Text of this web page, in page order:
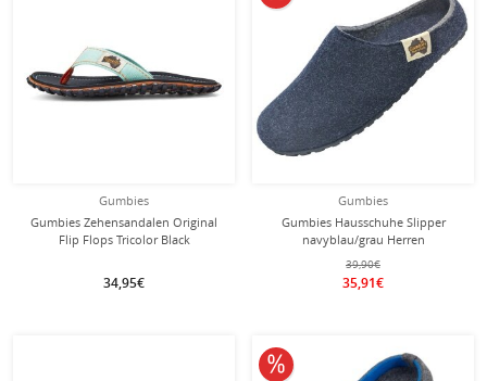
Gumbies
Gumbies Zehensandalen Original
Flip Flops Tricolor Black
34,95€
Gumbies
Gumbies Hausschuhe Slipper
navyblau/grau Herren
39,90€
35,91€
10% reduziert